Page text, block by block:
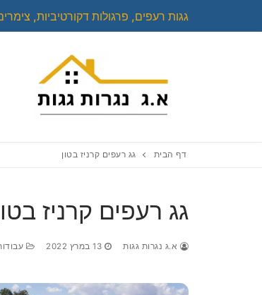
לתוכן
גגות רעפים, פרגולות דקורטיביות,
דף הבית גג רעפים קרניז בטון
גג רעפים קרניז
א.ג נגרות גגות 13 במרץ 2022